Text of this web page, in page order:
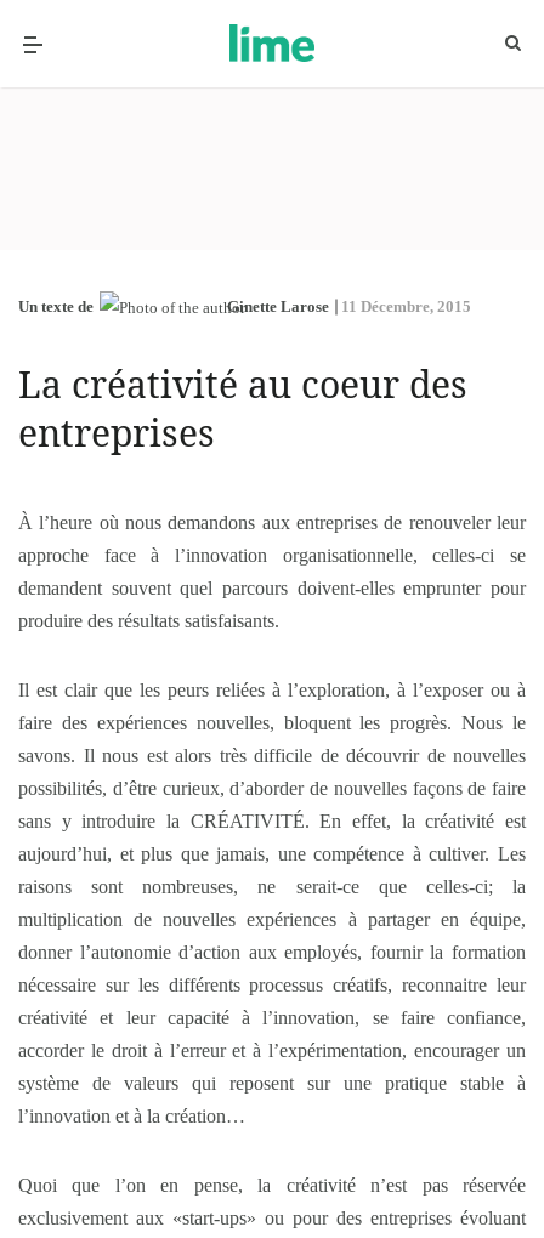
Un texte de Ginette Larose 11 Décembre, 2015
La créativité au coeur des
entreprises
À l’heure où nous demandons aux entreprises de renouveler leur
approche face à l’innovation organisationnelle, celles-ci se
demandent souvent quel parcours doivent-elles emprunter pour
produire des résultats satisfaisants.
Il est clair que les peurs reliées à l’exploration, à l’exposer ou à
faire des expériences nouvelles, bloquent les progrès. Nous le
savons. Il nous est alors très difficile de découvrir de nouvelles
possibilités, d’être curieux, d’aborder de nouvelles façons de faire
sans y introduire la CRÉATIVITÉ. En effet, la créativité est
aujourd’hui, et plus que jamais, une compétence à cultiver. Les
raisons sont nombreuses, ne serait-ce que celles-ci; la
multiplication de nouvelles expériences à partager en équipe,
donner l’autonomie d’action aux employés, fournir la formation
nécessaire sur les différents processus créatifs, reconnaitre leur
créativité et leur capacité à l’innovation, se faire confiance,
accorder le droit à l’erreur et à l’expérimentation, encourager un
système de valeurs qui reposent sur une pratique stable à
l’innovation et à la création…
Quoi que l’on en pense, la créativité n’est pas réservée
exclusivement aux «start-ups» ou pour des entreprises évoluant